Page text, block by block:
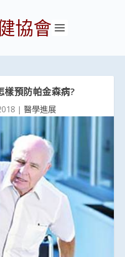
協會
樣預防帕金森病?
| 醫學進展